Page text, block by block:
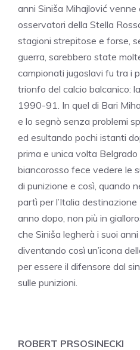
anni Siniša Mihajlović
osservatori della Stella
stagioni strepitose e forse,
guerra, sarebbero state
campionati jugoslavi fu tra i
trionfo del calcio balcanico:
1990-91. In quel di Bari
e lo segnò senza problemi
ed esultando pochi istanti
prima e unica volta Belgrado
biancorosso fece vedere le
di punizione e così, quando
partì per l’Italia
anno dopo, non più in
che Siniša legherà i suoi
diventando così un’icona
per essere il difensore dal
sulle punizioni.
ROBERT PRSOSINECKI